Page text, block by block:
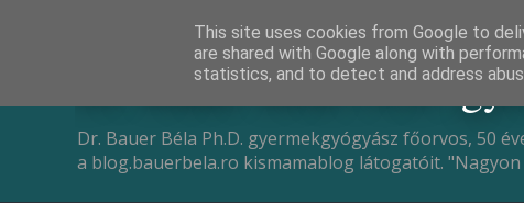
Dr. Bauer Béla Ph.D.
Dr. Bauer Béla Ph.D. gyermekgyógyász főorvos, 50
a blog.bauerbela.ro kismamablog látogatóit.
This site uses cookies from Google to
are shared with Google along with
statistics, and to detect and address